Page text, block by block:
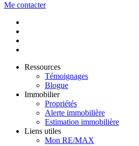
Me contacter
Ressources
Témoignages
Blogue
Immobilier
Propriétés
Alerte immobilière
Estimation immobilière
Liens utiles
Mon RE/MAX